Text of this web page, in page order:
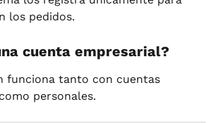
los pedidos.
cuenta empresarial?
funciona tanto con cuentas
personales.